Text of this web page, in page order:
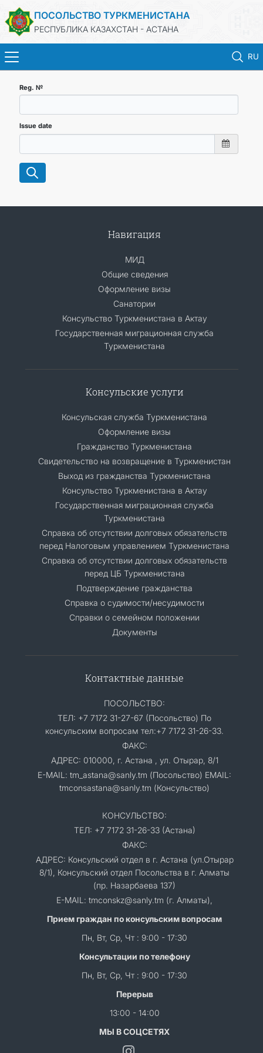
ПОСОЛЬСТВО ТУРКМЕНИСТАНА
РЕСПУБЛИКА КАЗАХСТАН - АСТАНА
RU
НОВОСТИ
Reg. №
Issue date
Навигация
МИД
Общие сведения
Оформление визы
Санатории
Консульство Туркменистана в Актау
Государственная миграционная служба
Туркменистана
Консульские услуги
Консульская служба Туркменистана
Оформление визы
Гражданство Туркменистана
Cвидетельство на возвращение в Туркменистан
Выход из гражданства Туркменистана
Консульство Туркменистана в Актау
Государственная миграционная служба
Туркменистана
Справка об отсутствии долговых обязательств
перед Налоговым управлением Туркменистана
Справка об отсутствии долговых обязательств
перед ЦБ Туркменистана
Подтверждение гражданства
Справка о судимости/несудимости
Cправки о семейном положении
Документы
Контактные данные
ПОСОЛЬСТВО:
ТЕЛ: +7 7172 31-27-67 (Посольство) По
консульским вопросам тел:+7 7172 31-26-33.
ФАКС:
АДРЕС: 010000, г. Астана , ул. Отырар, 8/1
E-MAIL: tm_astana@sanly.tm (Посольство) EMAIL:
tmconsastana@sanly.tm (Консульство)
КОНСУЛЬСТВО:
ТЕЛ: +7 7172 31-26-33 (Астана)
ФАКС:
АДРЕС: Консульский отдел в г. Астана (ул.Отырар
8/1), Консульский отдел Посольства в г. Алматы
(пр. Назарбаева 137)
E-MAIL: tmconskz@sanly.tm (г. Алматы),
Прием граждан по консульским вопросам
Пн, Вт, Ср, Чт : 9:00 - 17:30
Консультации по телефону
Пн, Вт, Ср, Чт : 9:00 - 17:30
Перерыв
13:00 - 14:00
МЫ В СОЦСЕТЯХ